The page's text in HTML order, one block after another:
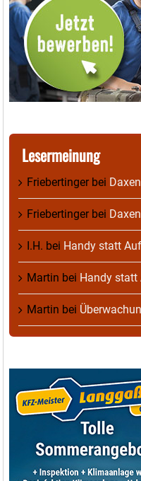
Lesermeinung
Friebertingerbei
Friebertingerbei
I.H. bei Handy statt
Martin bei Handy
Martin bei